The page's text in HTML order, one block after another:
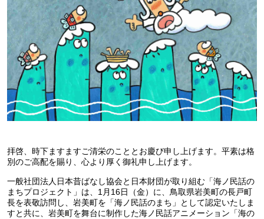
拝啓、時下ますますご清栄のこととお慶び申し上げます。平素は格
別のご高配を賜り、心より厚く御礼申し上げます。
一般社団法人日本昔ばなし協会と日本財団が取り組む「海ノ民話の
まちプロジェクト」は、1月16日（金）に、鳥取県岩美町の長戸町
長を表敬訪問し、岩美町を「海ノ民話のまち」として認定いたしま
すと共に、岩美町を舞台に制作した海ノ民話アニメーション「海の